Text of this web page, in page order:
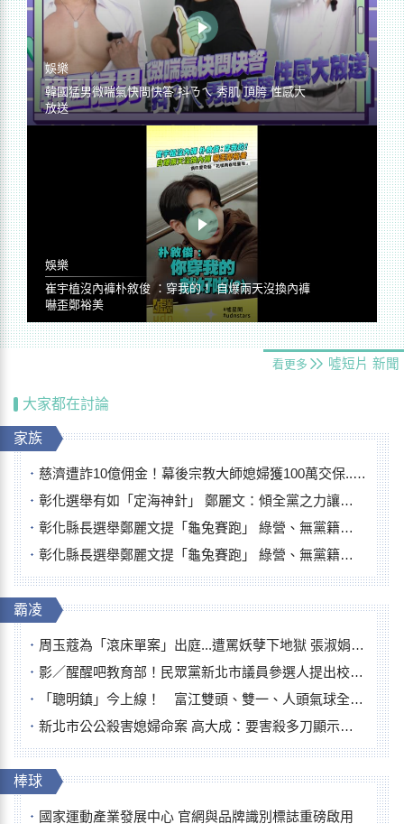
娛樂
韓國猛男微喘氣快問快答 抖ㄋㄟ 秀肌 頂胯 性感大
放送
娛樂
崔宇植沒內褲朴敘俊 ：穿我的！ 自爆兩天沒換內褲
嚇歪鄭裕美
看更多 噓短片 新聞
大家都在討論
家族
慈濟遭詐10億佣金！幕後宗教大師媳婦獲100萬交保...快步奔離不發一語
彰化選舉有如「定海神針」 鄭麗文：傾全黨之力讓彰化贏
彰化縣長選舉鄭麗文提「龜兔賽跑」 綠營、無黨籍忙否認是烏龜
彰化縣長選舉鄭麗文提「龜兔賽跑」 綠營、無黨籍忙否認是烏龜
霸凌
周玉蔻為「滾床單案」出庭...遭罵妖孽下地獄 張淑娟批：舌頭殺人有罪
影／醒醒吧教育部！民眾黨新北市議員參選人提出校園反毒防線升級政見
「聰明鎮」今上線！ 富江雙頭、雙一、人頭氣球全登場
新北市公公殺害媳婦命案 高大成：要害殺多刀顯示怨恨深
棒球
國家運動產業發展中心 官網與品牌識別標誌重磅啟用